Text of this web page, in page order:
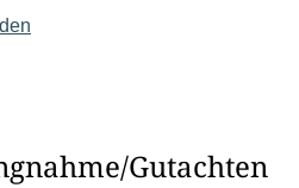
Gutachten